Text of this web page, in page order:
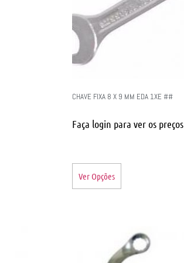
CHAVE FIXA 8 X 9 MM EDA 1XE ##
Faça login para ver os preços
Ver Opções